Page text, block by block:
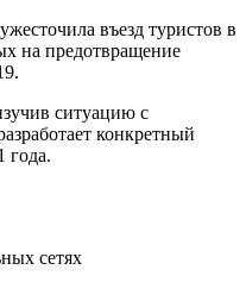
въезд туристов в
на предотвращение
ситуацию с
конкретный
года.
сетях